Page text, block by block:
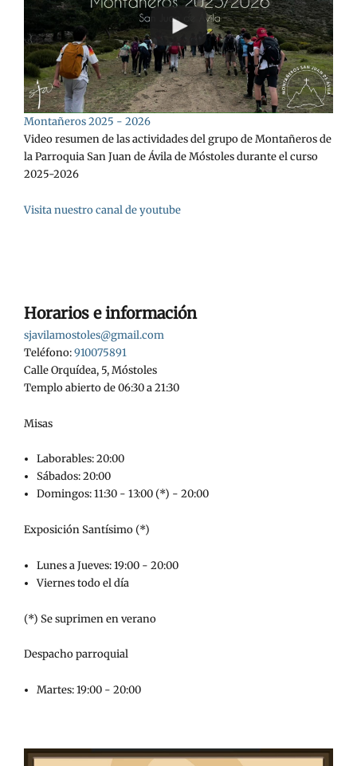
Montañeros 2025 - 2026
Video resumen de las actividades del grupo de Montañeros de
la Parroquia San Juan de Ávila de Móstoles durante el curso
2025-2026
Visita nuestro canal de youtube
Horarios e información
sjavilamostoles@gmail.com
Teléfono:910075891
Calle Orquídea, 5, Móstoles
Templo abierto de 06:30 a 21:30
Misas
Laborables: 20:00
Sábados: 20:00
Domingos: 11:30 - 13:00 (*) - 20:00
Exposición Santísimo (*)
Lunes a Jueves: 19:00 - 20:00
Viernes todo el día
(*) Se suprimen en verano
Despacho parroquial
Martes: 19:00 - 20:00